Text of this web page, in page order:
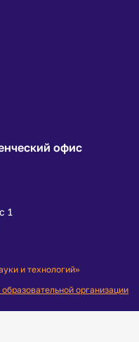
офис
1
и технологий»
организации